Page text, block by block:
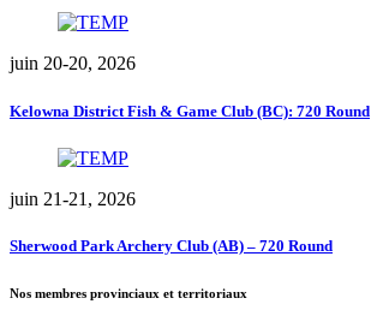
juin 20-20, 2026
Kelowna District Fish & Game Club (BC): 720 Round
juin 21-21, 2026
Sherwood Park Archery Club (AB) – 720 Round
Nos membres provinciaux et territoriaux